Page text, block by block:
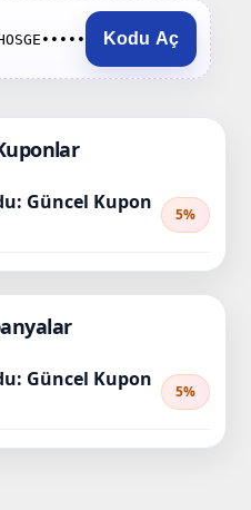
Kodu Aç
Güncel Kupon
5%
Güncel Kupon
5%